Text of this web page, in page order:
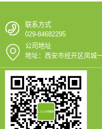
联系方式
029-84682295
公司地址
地址：西安市经开区凤城